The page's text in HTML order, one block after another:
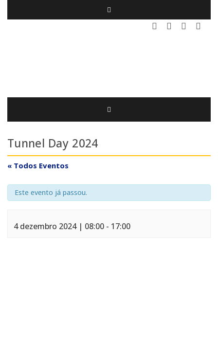
Tunnel Day 2024
« Todos Eventos
Este evento já passou.
4 dezembro 2024 | 08:00 - 17:00